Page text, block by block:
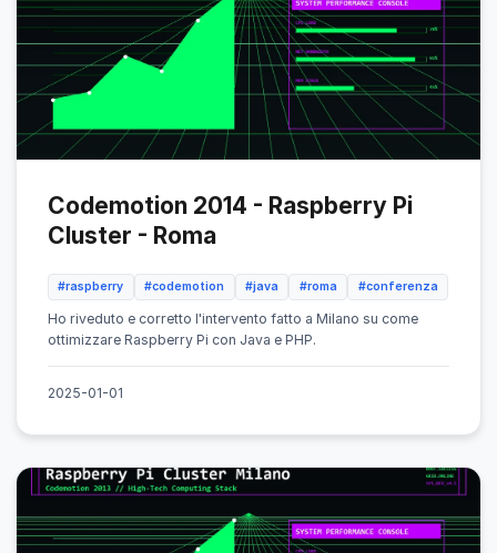
Codemotion 2014 - Raspberry Pi
Cluster - Roma
#raspberry #codemotion #java #roma #conferenza
Ho riveduto e corretto l'intervento fatto a Milano su come
ottimizzare Raspberry Pi con Java e PHP.
2025-01-01